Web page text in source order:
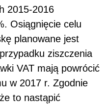
2015-2016
Osiągnięcie celu
planowane jest
ziszczenia
VAT mają powrócić
w 2017 r. Zgodnie
to nastąpić